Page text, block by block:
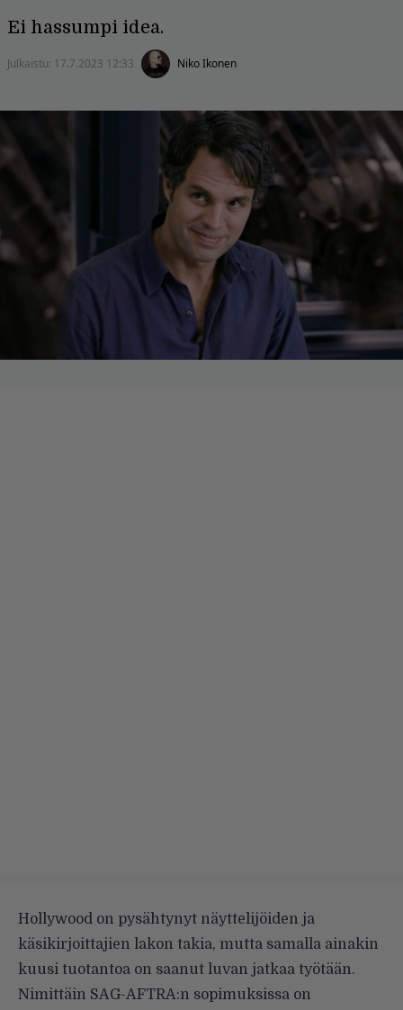
Ei hassumpi idea.
Julkaistu: 17.7.2023 12:33 Niko Ikonen
Hollywood on pysähtynyt näyttelijöiden ja
käsikirjoittajien lakon takia, mutta samalla ainakin
kuusi tuotantoa on saanut luvan jatkaa työtään.
Nimittäin SAG-AFTRA:n sopimuksissa on